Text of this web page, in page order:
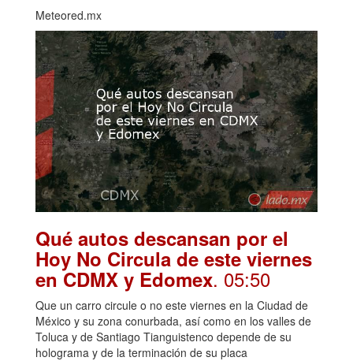
Meteored.mx
Qué autos descansan por el
Hoy No Circula de este viernes
en CDMX y Edomex. 05:50
Que un carro circule o no este viernes en la Ciudad de
México y su zona conurbada, así como en los valles de
Toluca y de Santiago Tianguistenco depende de su
holograma y de la terminación de su placa